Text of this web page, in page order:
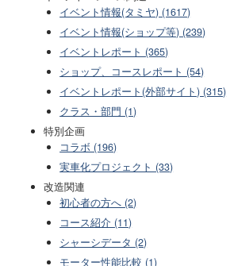
イベント情報(タミヤ) (1617)
イベント情報(ショップ等) (239)
イベントレポート (365)
ショップ、コースレポート (54)
イベントレポート(外部サイト) (315)
クラス・部門 (1)
特別企画
コラボ (196)
実車化プロジェクト (33)
改造関連
初心者の方へ (2)
コース紹介 (11)
シャーシデータ (2)
モーター性能比較 (1)